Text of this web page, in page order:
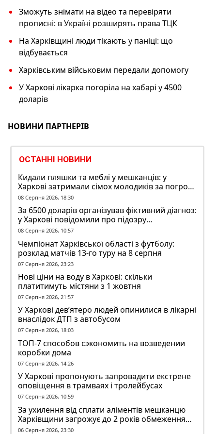
Зможуть знімати на відео та перевіряти
прописні: в Україні розширять права ТЦК
На Харківщині люди тікають у паніці: що
відбувається
Харківським військовим передали допомогу
У Харкові лікарка погоріла на хабарі у 4500
доларів
НОВИНИ ПАРТНЕРІВ
ОСТАННІ НОВИНИ
Кидали пляшки та меблі у мешканців: у
Харкові затримали сімох молодиків за погром
у гуртожитку
08 Серпня 2026, 18:30
За 6500 доларів організував фіктивний діагноз:
у Харкові повідомили про підозру
ексзавідувачу психлікарні
08 Серпня 2026, 10:57
Чемпіонат Харківської області з футболу:
розклад матчів 13-го туру на 8 серпня
07 Серпня 2026, 23:23
Нові ціни на воду в Харкові: скільки
платитимуть містяни з 1 жовтня
07 Серпня 2026, 21:57
У Харкові дев’ятеро людей опинилися в лікарні
внаслідок ДТП з автобусом
07 Серпня 2026, 18:03
ТОП-7 способов сэкономить на возведении
коробки дома
07 Серпня 2026, 14:26
У Харкові пропонують запровадити екстрене
оповіщення в трамваях і тролейбусах
07 Серпня 2026, 10:59
За ухилення від сплати аліментів мешканцю
Харківщини загрожує до 2 років обмеження
волі
06 Серпня 2026, 23:30